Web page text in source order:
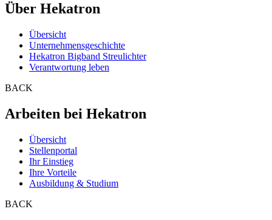
Über Hekatron
Übersicht
Unternehmensgeschichte
Hekatron Bigband Streulichter
Verantwortung leben
BACK
Arbeiten bei Hekatron
Übersicht
Stellenportal
Ihr Einstieg
Ihre Vorteile
Ausbildung & Studium
BACK